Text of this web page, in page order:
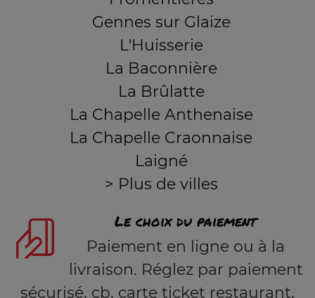
Gennes sur Glaize
L'Huisserie
La Baconnière
La Brûlatte
La Chapelle Anthenaise
La Chapelle Craonnaise
Laigné
> Plus de villes
Le choix du paiement
Paiement en ligne ou à la
livraison. Réglez par paiement
sécurisé, cb, carte ticket restaurant,